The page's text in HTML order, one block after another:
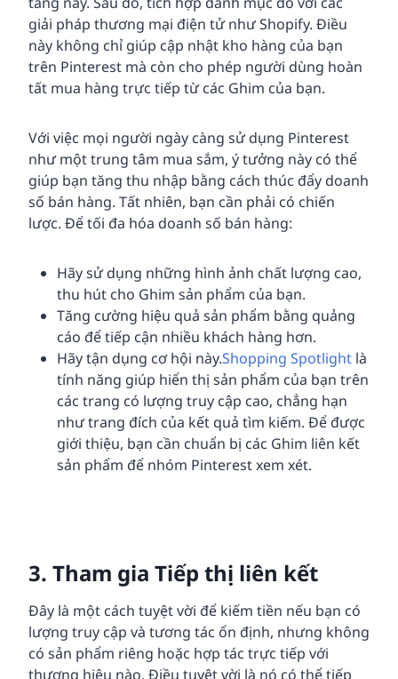
giải pháp thương mại điện tử như Shopify. Điều
này không chỉ giúp cập nhật kho hàng của bạn
trên Pinterest mà còn cho phép người dùng hoàn
tất mua hàng trực tiếp từ các Ghim của bạn.
Với việc mọi người ngày càng sử dụng Pinterest
như một trung tâm mua sắm, ý tưởng này có thể
giúp bạn tăng thu nhập bằng cách thúc đẩy doanh
số bán hàng. Tất nhiên, bạn cần phải có chiến
lược. Để tối đa hóa doanh số bán hàng:
Hãy sử dụng những hình ảnh chất lượng cao,
thu hút cho Ghim sản phẩm của bạn.
Tăng cường hiệu quả sản phẩm bằng quảng
cáo để tiếp cận nhiều khách hàng hơn.
Hãy tận dụng cơ hội này.Shopping Spotlight là
tính năng giúp hiển thị sản phẩm của bạn trên
các trang có lượng truy cập cao, chẳng hạn
như trang đích của kết quả tìm kiếm. Để được
giới thiệu, bạn cần chuẩn bị các Ghim liên kết
sản phẩm để nhóm Pinterest xem xét.
3. Tham gia Tiếp thị liên kết
Đây là một cách tuyệt vời để kiếm tiền nếu bạn có
lượng truy cập và tương tác ổn định, nhưng không
có sản phẩm riêng hoặc hợp tác trực tiếp với
thương hiệu nào. Điều tuyệt vời là nó có thể tiếp